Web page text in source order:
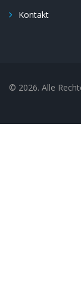
Kontakt
© 2026. Alle